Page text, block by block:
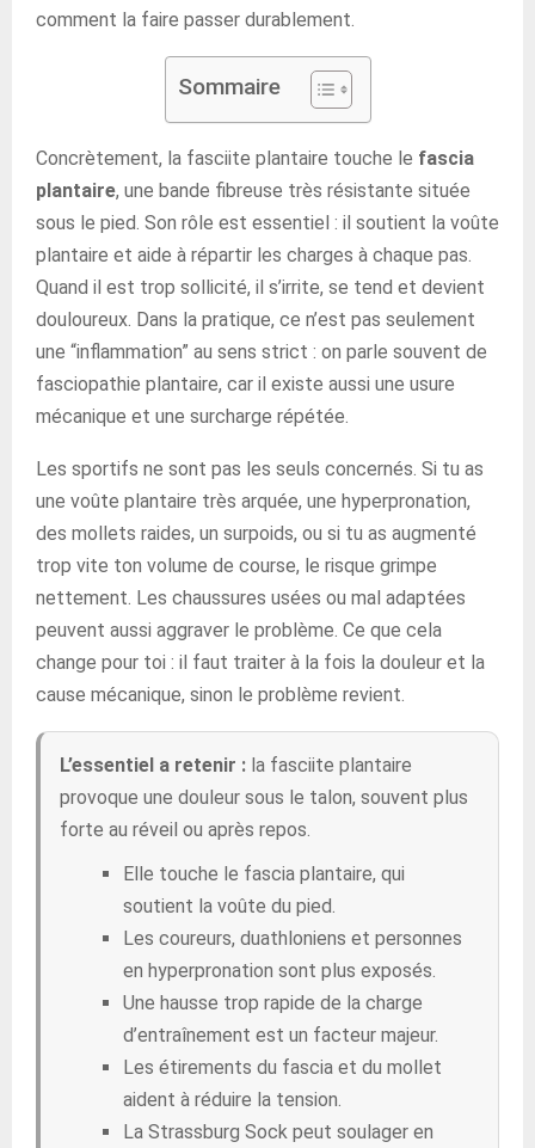
comment la faire passer durablement.
Sommaire
Concrètement, la fasciite plantaire touche le fascia
plantaire, une bande fibreuse très résistante située
sous le pied. Son rôle est essentiel : il soutient la voûte
plantaire et aide à répartir les charges à chaque pas.
Quand il est trop sollicité, il s’irrite, se tend et devient
douloureux. Dans la pratique, ce n’est pas seulement
une “inflammation” au sens strict : on parle souvent de
fasciopathie plantaire, car il existe aussi une usure
mécanique et une surcharge répétée.
Les sportifs ne sont pas les seuls concernés. Si tu as
une voûte plantaire très arquée, une hyperpronation,
des mollets raides, un surpoids, ou si tu as augmenté
trop vite ton volume de course, le risque grimpe
nettement. Les chaussures usées ou mal adaptées
peuvent aussi aggraver le problème. Ce que cela
change pour toi : il faut traiter à la fois la douleur et la
cause mécanique, sinon le problème revient.
L’essentiel a retenir : la fasciite plantaire
provoque une douleur sous le talon, souvent plus
forte au réveil ou après repos.
Elle touche le fascia plantaire, qui
soutient la voûte du pied.
Les coureurs, duathloniens et personnes
en hyperpronation sont plus exposés.
Une hausse trop rapide de la charge
d’entraînement est un facteur majeur.
Les étirements du fascia et du mollet
aident à réduire la tension.
La Strassburg Sock peut soulager en